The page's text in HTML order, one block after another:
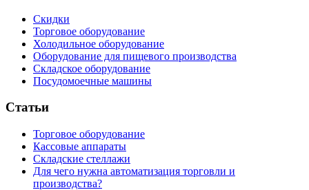
Скидки
Торговое оборудование
Холодильное оборудование
Оборудование для пищевого производства
Складское оборудование
Посудомоечные машины
Статьи
Торговое оборудование
Кассовые аппараты
Складские стеллажи
Для чего нужна автоматизация торговли и
производства?